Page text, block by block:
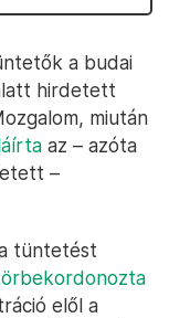
a budai
hirdetett
miután
az – azóta
–
tüntetést
elől a